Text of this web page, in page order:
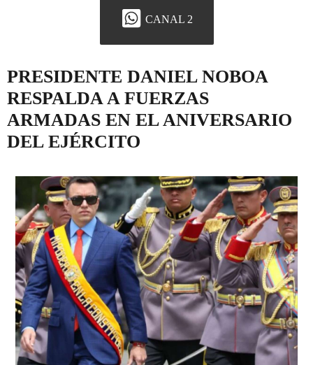
CANAL 2
PRESIDENTE DANIEL NOBOA
RESPALDA A FUERZAS
ARMADAS EN EL ANIVERSARIO
DEL EJÉRCITO